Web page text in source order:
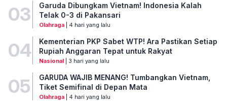
03
Garuda Dibungkam Vietnam! Indonesia Kalah
Telak 0-3 di Pakansari
Olahraga| 4 hari yang lalu
04
Kementerian PKP Sabet WTP! Ara Pastikan Setiap
Rupiah Anggaran Tepat untuk Rakyat
Nasional| 3 hari yang lalu
05
GARUDA WAJIB MENANG! Tumbangkan Vietnam,
Tiket Semifinal di Depan Mata
Olahraga| 4 hari yang lalu